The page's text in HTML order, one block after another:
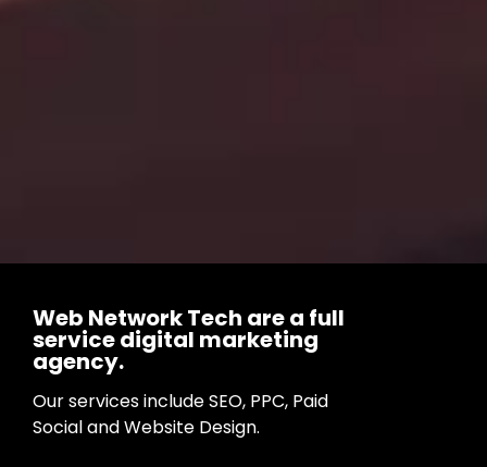
Web Network Tech are a full
service digital marketing
agency.
Our services include SEO, PPC, Paid
Social and Website Design.